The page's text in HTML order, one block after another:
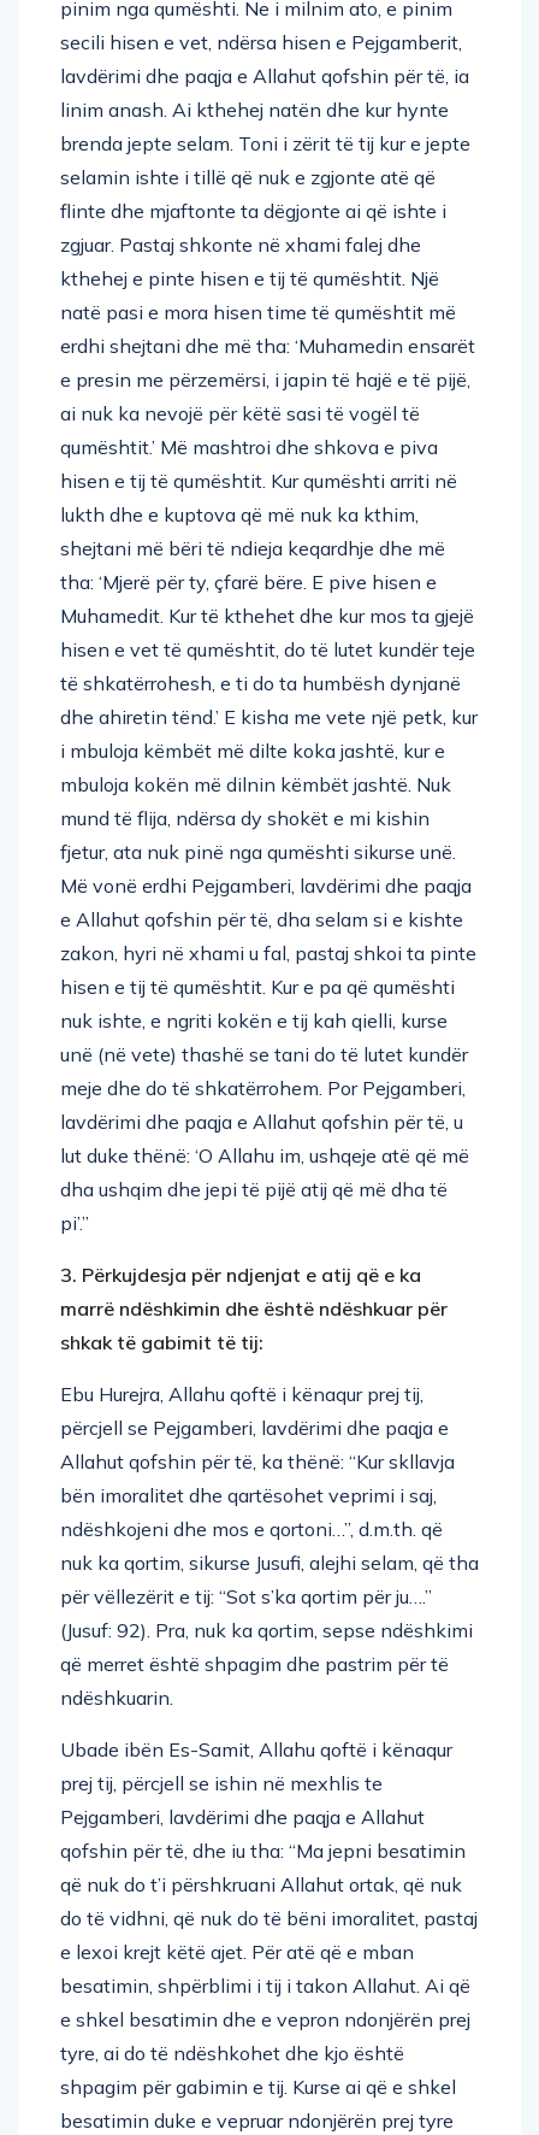
pinim nga qumështi. Ne i milnim ato, e pinim
secili hisen e vet, ndërsa hisen e Pejgamberit,
lavdërimi dhe paqja e Allahut qofshin për të, ia
linim anash. Ai kthehej natën dhe kur hynte
brenda jepte selam. Toni i zërit të tij kur e jepte
selamin ishte i tillë që nuk e zgjonte atë që
flinte dhe mjaftonte ta dëgjonte ai që ishte i
zgjuar. Pastaj shkonte në xhami falej dhe
kthehej e pinte hisen e tij të qumështit. Një
natë pasi e mora hisen time të qumështit më
erdhi shejtani dhe më tha: ‘Muhamedin ensarët
e presin me përzemërsi, i japin të hajë e të pijë,
ai nuk ka nevojë për këtë sasi të vogël të
qumështit.’ Më mashtroi dhe shkova e piva
hisen e tij të qumështit. Kur qumështi arriti në
lukth dhe e kuptova që më nuk ka kthim,
shejtani më bëri të ndieja keqardhje dhe më
tha: ‘Mjerë për ty, çfarë bëre. E pive hisen e
Muhamedit. Kur të kthehet dhe kur mos ta gjejë
hisen e vet të qumështit, do të lutet kundër teje
të shkatërrohesh, e ti do ta humbësh dynjanë
dhe ahiretin tënd.’ E kisha me vete një petk, kur
i mbuloja këmbët më dilte koka jashtë, kur e
mbuloja kokën më dilnin këmbët jashtë. Nuk
mund të flija, ndërsa dy shokët e mi kishin
fjetur, ata nuk pinë nga qumështi sikurse unë.
Më vonë erdhi Pejgamberi, lavdërimi dhe paqja
e Allahut qofshin për të, dha selam si e kishte
zakon, hyri në xhami u fal, pastaj shkoi ta pinte
hisen e tij të qumështit. Kur e pa që qumështi
nuk ishte, e ngriti kokën e tij kah qielli, kurse
unë (në vete) thashë se tani do të lutet kundër
meje dhe do të shkatërrohem. Por Pejgamberi,
lavdërimi dhe paqja e Allahut qofshin për të, u
lut duke thënë: ‘O Allahu im, ushqeje atë që më
dha ushqim dhe jepi të pijë atij që më dha të
pi’.”
3. Përkujdesja për ndjenjat e atij që e ka
marrë ndëshkimin dhe është ndëshkuar për
shkak të gabimit të tij:
Ebu Hurejra, Allahu qoftë i kënaqur prej tij,
përcjell se Pejgamberi, lavdërimi dhe paqja e
Allahut qofshin për të, ka thënë: “Kur skllavja
bën imoralitet dhe qartësohet veprimi i saj,
ndëshkojeni dhe mos e qortoni…”, d.m.th. që
nuk ka qortim, sikurse Jusufi, alejhi selam, që tha
për vëllezërit e tij: “Sot s’ka qortim për ju….”
(Jusuf: 92). Pra, nuk ka qortim, sepse ndëshkimi
që merret është shpagim dhe pastrim për të
ndëshkuarin.
Ubade ibën Es-Samit, Allahu qoftë i kënaqur
prej tij, përcjell se ishin në mexhlis te
Pejgamberi, lavdërimi dhe paqja e Allahut
qofshin për të, dhe iu tha: “Ma jepni besatimin
që nuk do t’i përshkruani Allahut ortak, që nuk
do të vidhni, që nuk do të bëni imoralitet, pastaj
e lexoi krejt këtë ajet. Për atë që e mban
besatimin, shpërblimi i tij i takon Allahut. Ai që
e shkel besatimin dhe e vepron ndonjërën prej
tyre, ai do të ndëshkohet dhe kjo është
shpagim për gabimin e tij. Kurse ai që e shkel
besatimin duke e vepruar ndonjërën prej tyre